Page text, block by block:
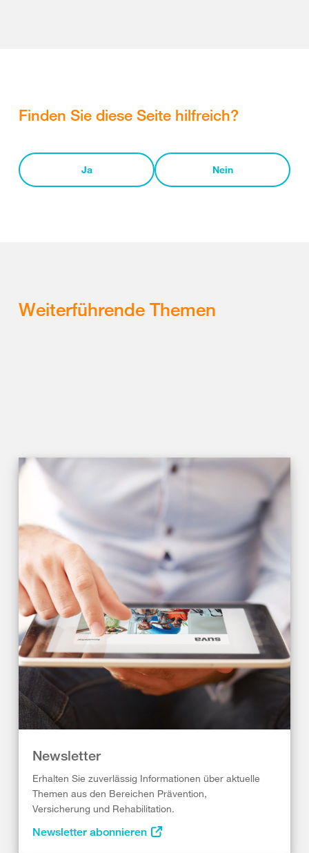
Finden Sie diese Seite hilfreich?
Ja Nein
Weiterführende Themen
Newsletter
Erhalten Sie zuverlässig Informationen über aktuelle
Themen aus den Bereichen Prävention,
Versicherung und Rehabilitation.
Newsletter abonnieren